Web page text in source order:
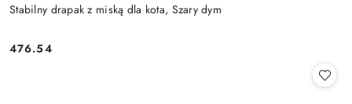
Stabilny drapak z miską dla kota, Szary dym
Cena:
476.54